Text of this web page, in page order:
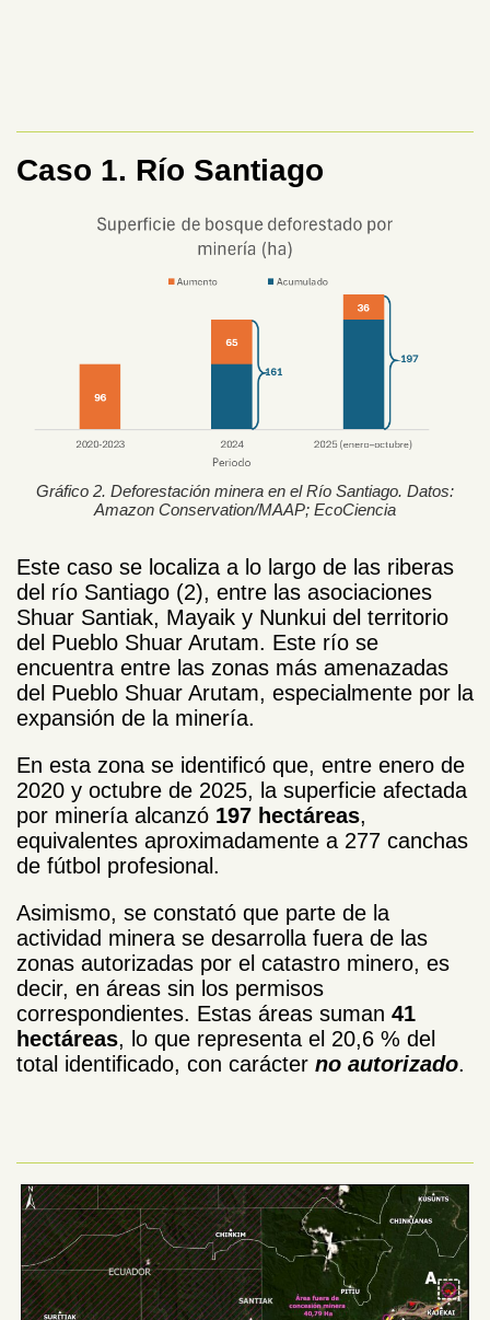
Caso 1. Río Santiago
Gráfico 2. Deforestación minera en el Río Santiago. Datos:
Amazon Conservation/MAAP; EcoCiencia
Este caso se localiza a lo largo de las riberas
del río Santiago (2), entre las asociaciones
Shuar Santiak, Mayaik y Nunkui del territorio
del Pueblo Shuar Arutam. Este río se
encuentra entre las zonas más amenazadas
del Pueblo Shuar Arutam, especialmente por la
expansión de la minería.
En esta zona se identificó que, entre enero de
2020 y octubre de 2025, la superficie afectada
por minería alcanzó 197 hectáreas,
equivalentes aproximadamente a 277 canchas
de fútbol profesional.
Asimismo, se constató que parte de la
actividad minera se desarrolla fuera de las
zonas autorizadas por el catastro minero, es
decir, en áreas sin los permisos
correspondientes. Estas áreas suman 41
hectáreas, lo que representa el 20,6 % del
total identificado, con carácter no autorizado.